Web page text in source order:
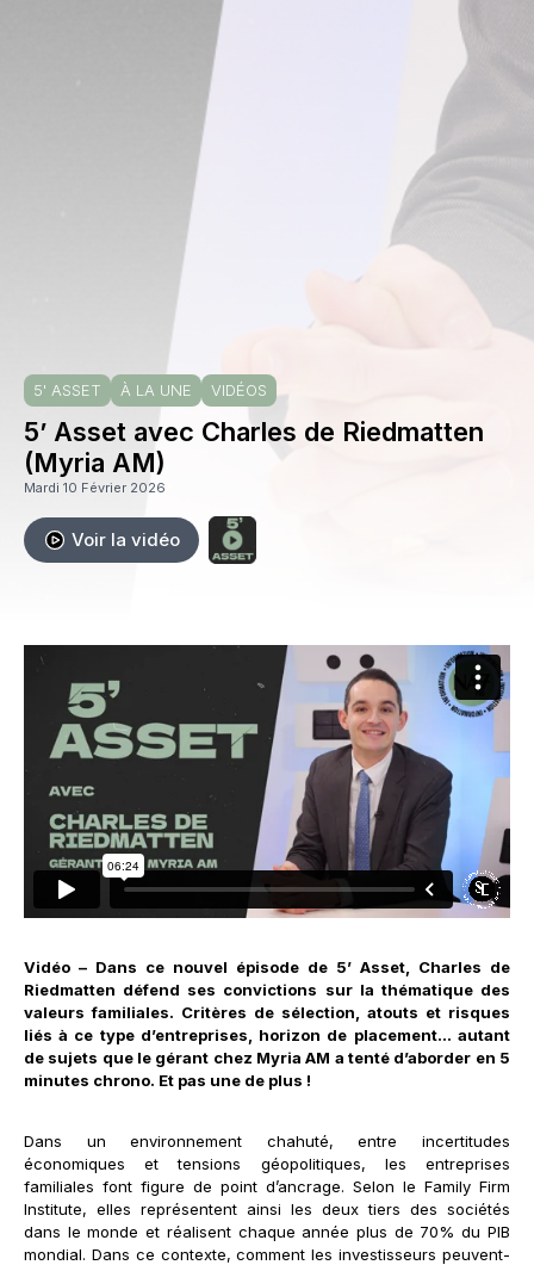
5' ASSET À LA UNE VIDÉOS
5’ Asset avec Charles de Riedmatten
(Myria AM)
Mardi 10 Février 2026
Voir la vidéo
Vidéo – Dans ce nouvel épisode de 5’ Asset, Charles de
Riedmatten défend ses convictions sur la thématique des
valeurs familiales. Critères de sélection, atouts et risques
liés à ce type d’entreprises, horizon de placement... autant
de sujets que le gérant chez Myria AM a tenté d’aborder en 5
minutes chrono. Et pas une de plus !
Dans un environnement chahuté, entre incertitudes
économiques et tensions géopolitiques, les entreprises
familiales font figure de point d’ancrage. Selon le Family Firm
Institute, elles représentent ainsi les deux tiers des sociétés
dans le monde et réalisent chaque année plus de 70% du PIB
mondial. Dans ce contexte, comment les investisseurs peuvent-